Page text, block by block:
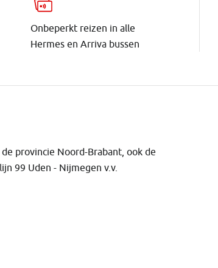
Onbeperkt reizen in alle
Hermes en Arriva bussen
provincie Noord-Brabant, ook de
99 Uden - Nijmegen v.v.